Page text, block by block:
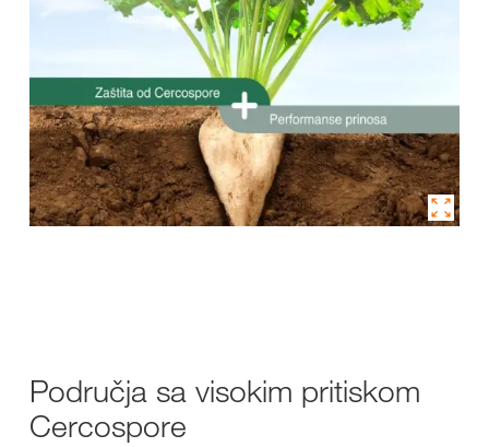
Područja sa visokim pritiskom
Cercospore